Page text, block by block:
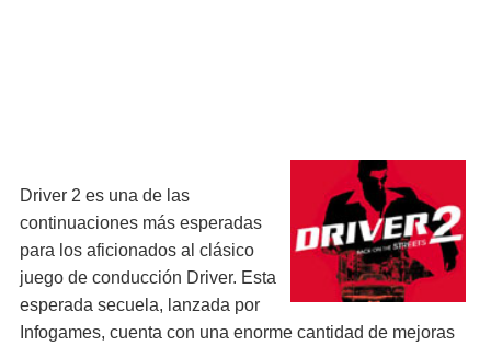
Driver 2 es una de las
continuaciones más esperadas
para los aficionados al clásico
juego de conducción Driver. Esta
esperada secuela, lanzada por
Infogames, cuenta con una enorme cantidad de mejoras